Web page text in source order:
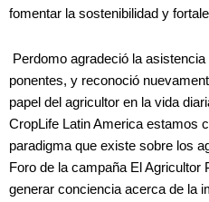
fomentar la sostenibilidad y
Perdomo agradeció la
ponentes, y reconoció
papel del agricultor en la vida
CropLife Latin America estamos
paradigma que existe sobre los
Foro de la campaña El Agricultor
generar conciencia acerca de la